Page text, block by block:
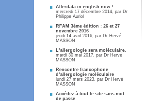
Allerdata in english now !
mercredi 17 décembre 2014, par Dr
Philippe Auriol
RFAM 3ème édition : 26 et 27
novembre 2016
jeudi 14 avril 2016, par Dr Hervé
MASSON
L’allergologie sera moléculaire.
mardi 30 mai 2017, par Dr Hervé
MASSON
Rencontre francophone
d’allergologie moléculaire
lundi 27 mars 2023, par Dr Hervé
MASSON
Accédez à tout le site sans mot
de passe